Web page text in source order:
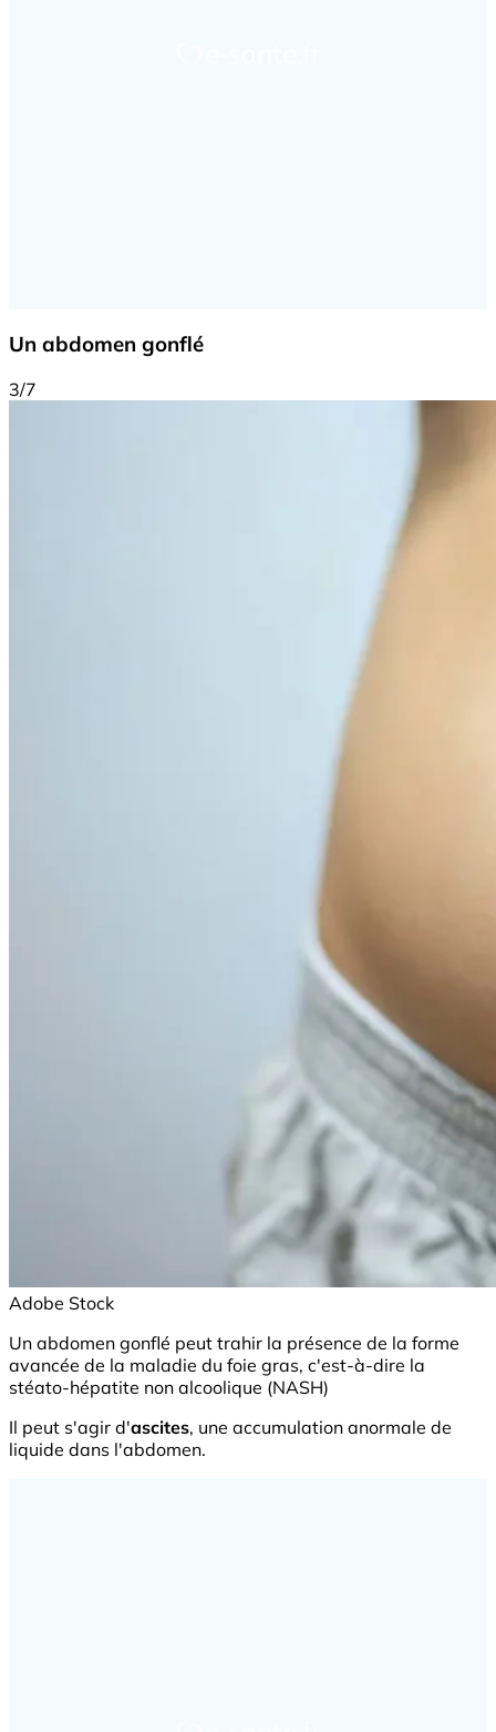
Un abdomen gonflé
3/7
Adobe Stock
Un abdomen gonflé peut trahir la présence de la forme
avancée de la maladie du foie gras, c'est-à-dire la
stéato-hépatite non alcoolique (NASH)
Il peut s'agir d'ascites, une accumulation anormale de
liquide dans l'abdomen.